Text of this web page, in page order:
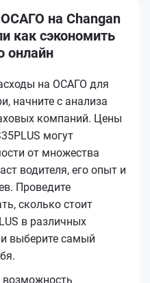
на Changan
как сэкономить
онлайн
на ОСАГО для
начните с анализа
компаний. Цены
могут
от множества
водителя, его опыт и
Проведите
сколько стоит
в различных
выберите самый
возможность